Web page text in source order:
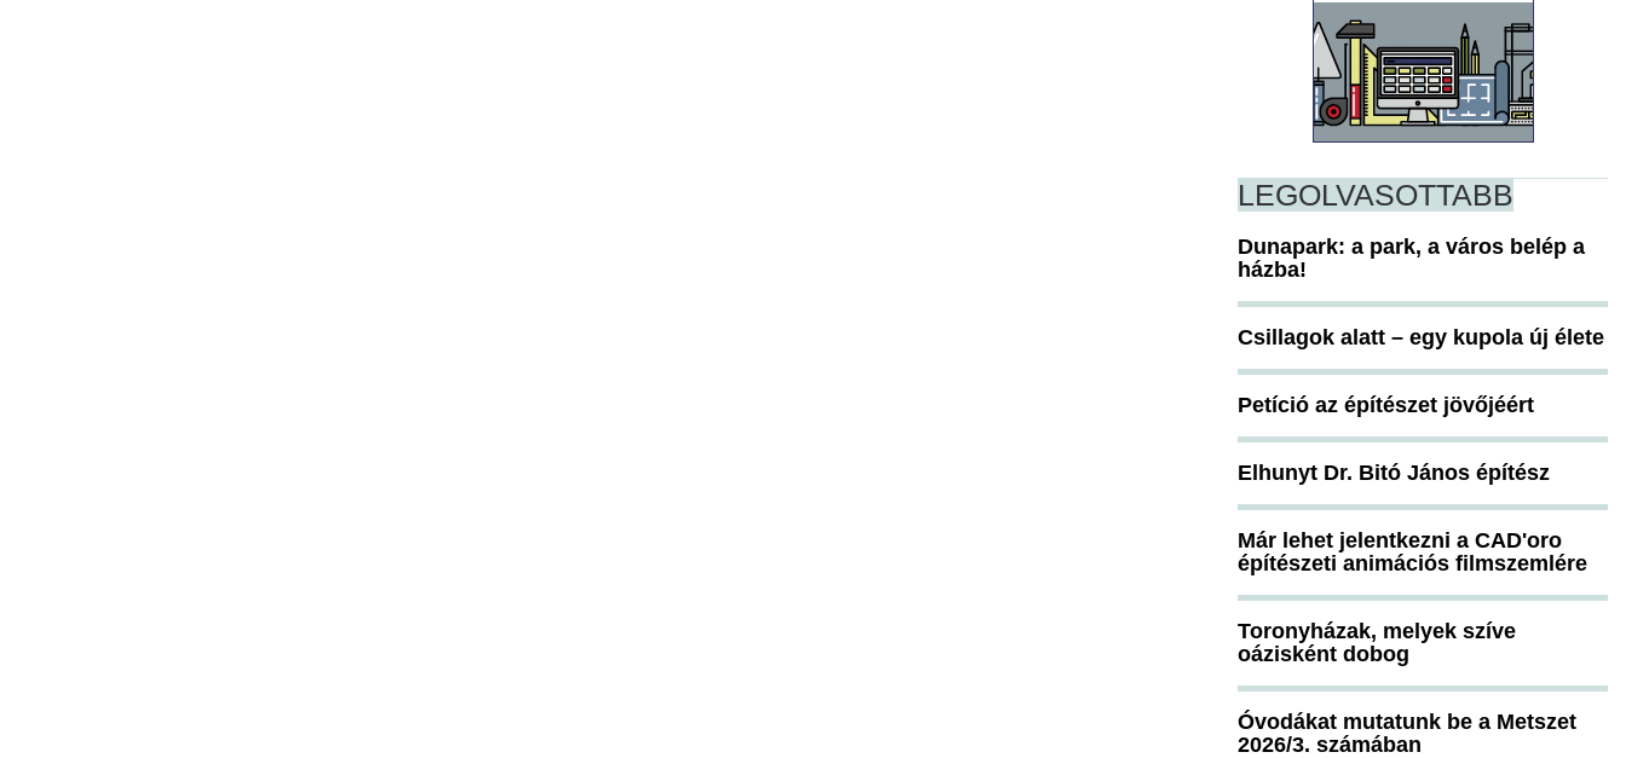
LEGOLVASOTTABB
Dunapark: a park, a város belép a
házba!
Csillagok alatt – egy kupola új élete
Petíció az építészet jövőjéért
Elhunyt Dr. Bitó János építész
Már lehet jelentkezni a CAD'oro
építészeti animációs filmszemlére
Toronyházak, melyek szíve
oázisként dobog
Óvodákat mutatunk be a Metszet
2026/3. számában